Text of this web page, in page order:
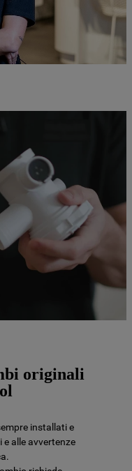
originali
installati e
alle avvertenze